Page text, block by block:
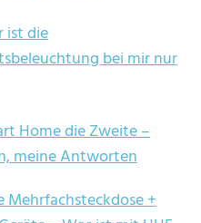
ist die
bei mir nur
Home die Zweite –
meine Antworten
Mehrfachsteckdose +